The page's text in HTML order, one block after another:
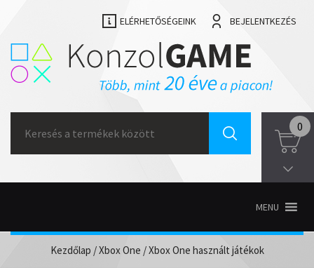
ELÉRHETŐSÉGEINK BEJELENTKEZÉS
for:
0
MENU
Kezdőlap /Xbox One / Xbox One használt játékok